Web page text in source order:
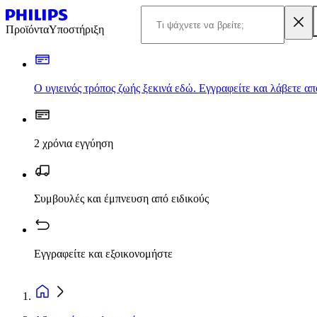
ΠροϊόνταΥποστήριξη
Ο υγιεινός τρόπος ζωής ξεκινά εδώ. Εγγραφείτε και λάβετε
2 χρόνια εγγύηση
Συμβουλές και έμπνευση από ειδικούς
Εγγραφείτε και εξοικονομήστε